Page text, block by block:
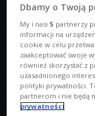
O AUDYCJI
00:00
Dbamy o Twoją
My i nasi5 partnerzy
informacji na
cookie w celu
zaakceptować swoje
również skorzystać z
uzasadnionego
polityki prywatności.
partnerom i nie będą
prywatności